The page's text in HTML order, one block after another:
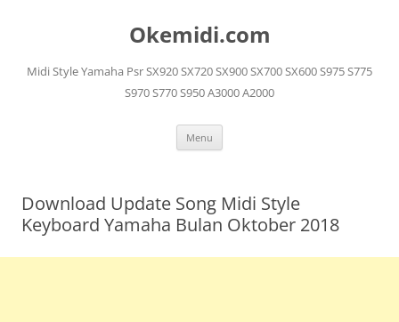
Okemidi.com
Midi Style Yamaha Psr SX920 SX720 SX900 SX700 SX600 S975 S775
S970 S770 S950 A3000 A2000
Menu
Download Update Song Midi Style
Keyboard Yamaha Bulan Oktober 2018